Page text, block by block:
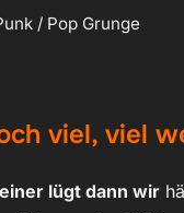
/ Pop Grunge
viel, viel
lügt dann wir